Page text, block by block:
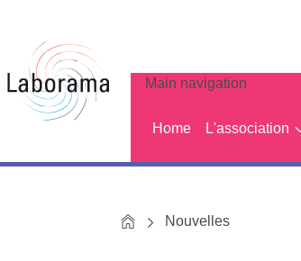
Main navigation
Home L'association
HomeNouvelles